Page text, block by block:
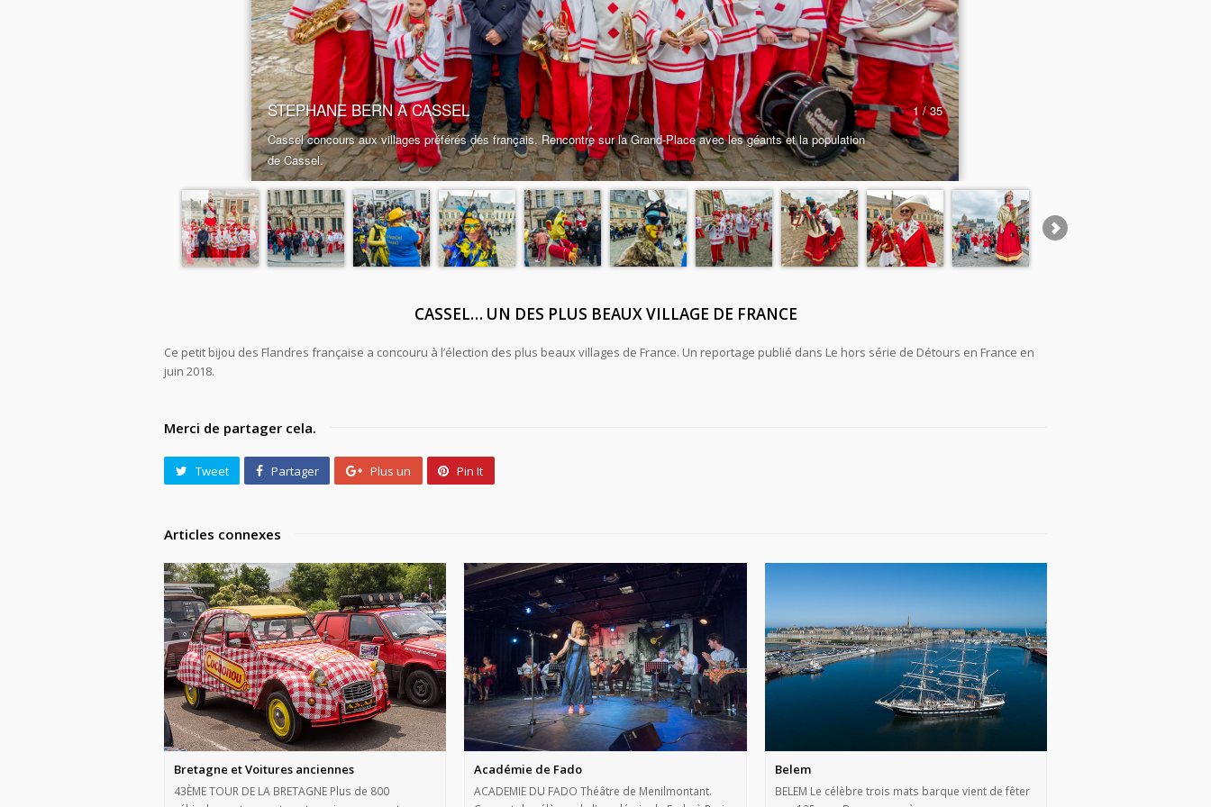
CASSEL… UN DES PLUS BEAUX VILLAGE DE FRANCE
Ce petit bijou des Flandres française a concouru à l’élection des plus beaux villages de France. Un reportage publié dans Le hors série de Détours en France en
juin 2018.
Merci de partager cela.
Tweet Partager Plus un Pin It
Articles connexes
Bretagne et Voitures anciennes
43ÈME TOUR DE LA BRETAGNE Plus de 800
Académie de Fado
ACADEMIE DU FADO Théâtre de Menilmontant.
Belem
BELEM Le célèbre trois mats barque vient de fêter